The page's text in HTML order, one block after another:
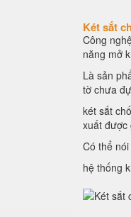
Két sắt
Công
năng mở
Là sản
tờ chưa
két sắt
xuất được
Có thể
hệ thống